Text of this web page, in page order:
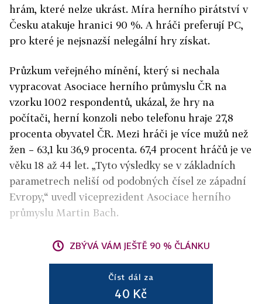
hrám, které nelze ukrást. Míra herního pirátství v
Česku atakuje hranici 90 %. A hráči preferují PC,
pro které je nejsnazší nelegální hry získat.
Průzkum veřejného mínění, který si nechala
vypracovat Asociace herního průmyslu ČR na
vzorku 1002 respondentů, ukázal, že hry na
počítači, herní konzoli nebo telefonu hraje 27,8
procenta obyvatel ČR. Mezi hráči je více mužů než
žen – 63,1 ku 36,9 procenta. 67,4 procent hráčů je ve
věku 18 až 44 let. „Tyto výsledky se v základních
parametrech neliší od podobných čísel ze západní
Evropy,“ uvedl viceprezident Asociace herního
průmyslu Martin Bach.
ZBÝVÁ VÁM JEŠTĚ 90 % ČLÁNKU
Číst dál za
40 Kč